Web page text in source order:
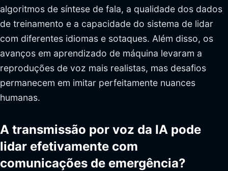
algoritmos de síntese de fala, a qualidade dos dados
de treinamento e a capacidade do sistema de lidar
com diferentes idiomas e sotaques. Além disso, os
avanços em aprendizado de máquina levaram a
reproduções de voz mais realistas, mas desafios
permanecem em imitar perfeitamente nuances
humanas.
A transmissão por voz da IA pode
lidar efetivamente com
comunicações de emergência?